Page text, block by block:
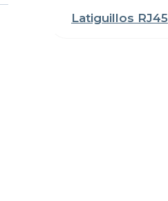
Latiguillos RJ45